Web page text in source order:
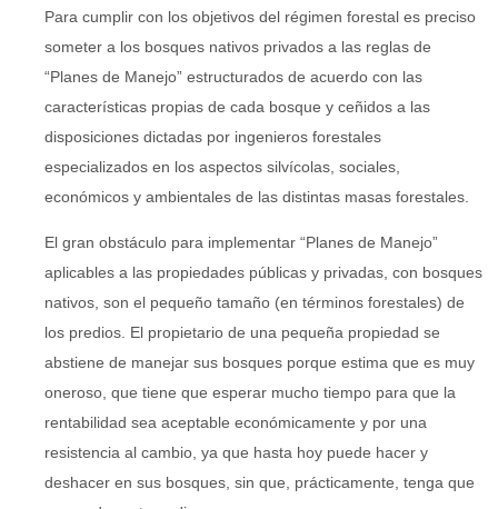
Para cumplir con los objetivos del régimen forestal es preciso
someter a los bosques nativos privados a las reglas de
“Planes de Manejo” estructurados de acuerdo con las
características propias de cada bosque y ceñidos a las
disposiciones dictadas por ingenieros forestales
especializados en los aspectos silvícolas, sociales,
económicos y ambientales de las distintas masas forestales.
El gran obstáculo para implementar “Planes de Manejo”
aplicables a las propiedades públicas y privadas, con bosques
nativos, son el pequeño tamaño (en términos forestales) de
los predios. El propietario de una pequeña propiedad se
abstiene de manejar sus bosques porque estima que es muy
oneroso, que tiene que esperar mucho tiempo para que la
rentabilidad sea aceptable económicamente y por una
resistencia al cambio, ya que hasta hoy puede hacer y
deshacer en sus bosques, sin que, prácticamente, tenga que